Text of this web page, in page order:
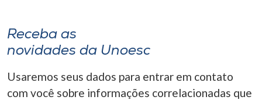
A-
Receba as
novidades da Unoesc
Usaremos seus dados para entrar em contato
com você sobre informações correlacionadas que